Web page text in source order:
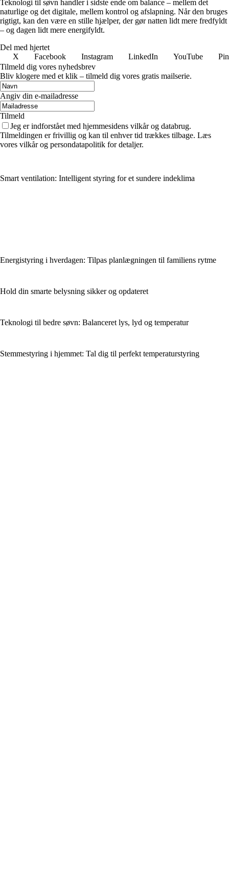
Teknologi til søvn handler i sidste ende om balance – mellem det
naturlige og det digitale, mellem kontrol og afslapning. Når den bruges
rigtigt, kan den være en stille hjælper, der gør natten lidt mere fredfyldt
– og dagen lidt mere energifyldt.
Del med hjertet
X
Facebook Instagram LinkedIn YouTube
Tilmeld dig vores nyhedsbrev
Bliv klogere med et klik – tilmeld dig vores gratis mailserie.
Angiv din e-mailadresse
Tilmeld
Jeg er indforstået med hjemmesidens vilkår og databrug.
Tilmeldingen er frivillig og kan til enhver tid trækkes tilbage. Læs
vores vilkår og persondatapolitik for detaljer.
Smart ventilation: Intelligent styring for et sundere indeklima
Energistyring i hverdagen: Tilpas planlægningen til familiens rytme
Hold din smarte belysning sikker og opdateret
Teknologi til bedre søvn: Balanceret lys, lyd og temperatur
Stemmestyring i hjemmet: Tal dig til perfekt temperaturstyring